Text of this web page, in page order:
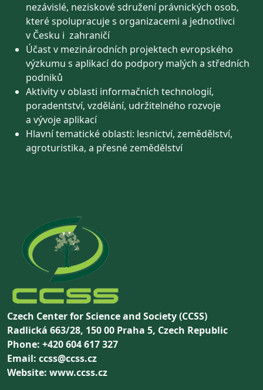
nezávislé, neziskové sdružení právnických osob,
které spolupracuje s organizacemi a jednotlivci
v Česku i zahraničí
Účast v mezinárodních projektech evropského
výzkumu s aplikací do podpory malých a středních
podniků
Aktivity v oblasti informačních technologií,
poradentství, vzdělání, udržitelného rozvoje
a vývoje aplikací
Hlavní tematické oblasti: lesnictví, zemědělství,
agroturistika, a přesné zemědělství
Czech Center for Science and Society (CCSS)
Radlická 663/28, 150 00 Praha 5, Czech Republic
Phone: +420 604 617 327
Email: ccss@ccss.cz
Website: www.ccss.cz